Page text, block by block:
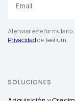
Al enviar este
Privacidadde Tealium.
SOLUCIONES